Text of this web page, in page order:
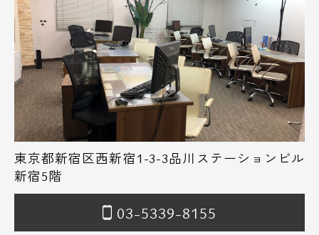
東京都新宿区西新宿1-3-3品川ステーションビル
新宿5階
03-5339-8155